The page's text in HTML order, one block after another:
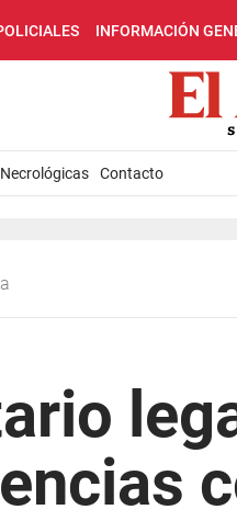
INFORMACIÓN
Necrológicas Contacto